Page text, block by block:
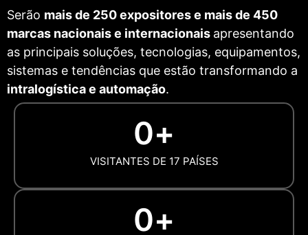
Serão mais de 250 expositores e mais de 450
marcas nacionais e internacionais apresentando
as principais soluções, tecnologias, equipamentos,
sistemas e tendências que estão transformando a
intralogística e automação.
VISITANTES DE 17 PAÍSES
0+
0+